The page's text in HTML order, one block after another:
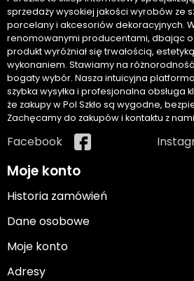
sprzedaży wysokiej jakości wyrobów ze
porcelany i akcesoriów dekoracyjnych.
renomowanymi producentami, dbając o
produkt wyróżniał się trwałością,
wykonaniem. Stawiamy na
bogaty wybór. Nasza intuicyjna
szybka wysyłka i profesjonalna obsługa
że zakupy w Pol Szkło są wygodne,
Zachęcamy do zakupów i kontaktu z
Facebook
Moje konto
Historia zamówień
Dane osobowe
Moje konto
Adresy